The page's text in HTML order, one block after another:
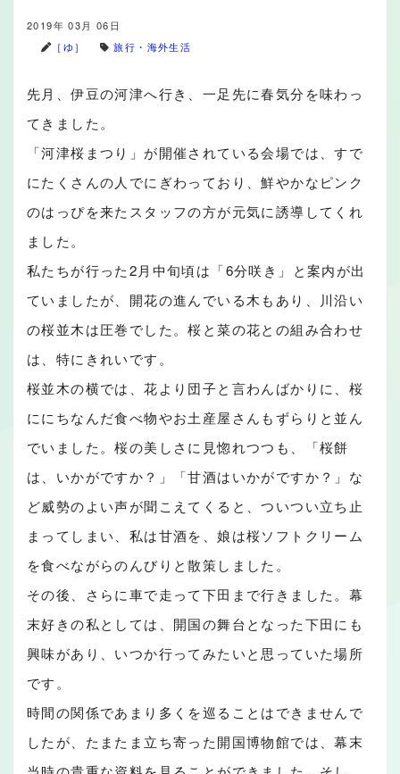
2019年 03月 06日
［ゆ］
旅行・海外生活
先月、伊豆の河津へ行き、一足先に春気分を味わっ
てきました。
「河津桜まつり」が開催されている会場では、すで
にたくさんの人でにぎわっており、鮮やかなピンク
のはっぴを来たスタッフの方が元気に誘導してくれ
ました。
私たちが行った2月中旬頃は「6分咲き」と案内が出
ていましたが、開花の進んでいる木もあり、川沿い
の桜並木は圧巻でした。桜と菜の花との組み合わせ
は、特にきれいです。
桜並木の横では、花より団子と言わんばかりに、桜
ににちなんだ食べ物やお土産屋さんもずらりと並ん
でいました。桜の美しさに見惚れつつも、「桜餅
は、いかがですか？」「甘酒はいかがですか？」な
ど威勢のよい声が聞こえてくると、ついつい立ち止
まってしまい、私は甘酒を、娘は桜ソフトクリーム
を食べながらのんびりと散策しました。
その後、さらに車で走って下田まで行きました。幕
末好きの私としては、開国の舞台となった下田にも
興味があり、いつか行ってみたいと思っていた場所
です。
時間の関係であまり多くを巡ることはできませんで
したが、たまたま立ち寄った開国博物館では、幕末